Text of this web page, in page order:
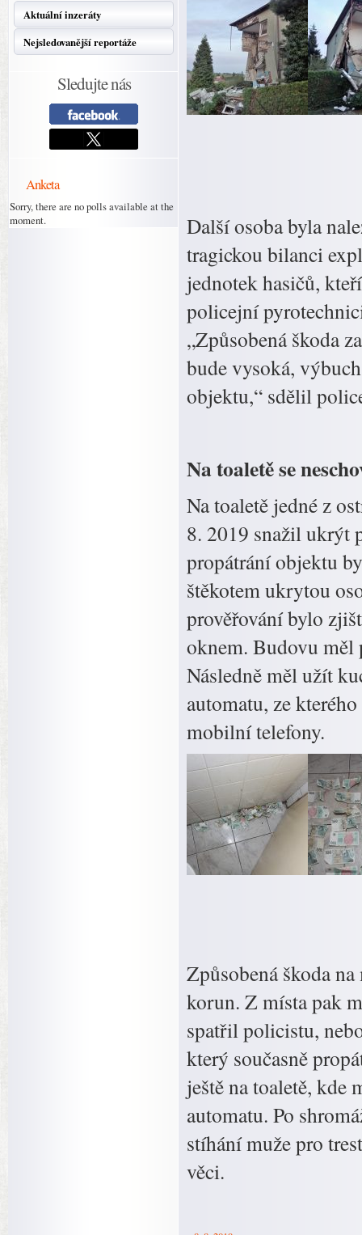
Aktuální inzeráty
Nejsledovanější reportáže
Sledujte nás
Anketa
Sorry, there are no polls available at the
moment.
Další osoba byla
tragickou bilanci
jednotek hasičů,
policejní
„Způsobená škoda
bude vysoká,
objektu,“ sdělil
Na toaletě se
Na toaletě jedné z
8. 2019 snažil ukrýt
propátrání objektu
štěkotem ukrytou
prověřování bylo
oknem. Budovu měl
Následně měl užít
automatu, ze
mobilní telefony.
Způsobená škoda
korun. Z místa pak
spatřil policistu,
který současně
ještě na toaletě, kde
automatu. Po
stíhání muže pro
věci.